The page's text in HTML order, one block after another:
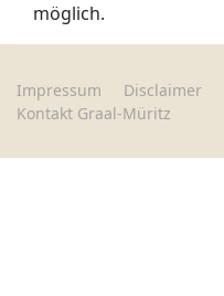
möglich.
Impressum Disclaimer
Kontakt Graal-Müritz